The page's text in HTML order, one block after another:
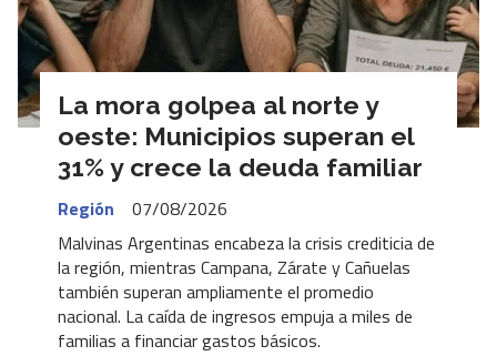
La mora golpea al norte y
oeste: Municipios superan el
31% y crece la deuda familiar
Región
07/08/2026
Malvinas Argentinas encabeza la crisis crediticia de
la región, mientras Campana, Zárate y Cañuelas
también superan ampliamente el promedio
nacional. La caída de ingresos empuja a miles de
familias a financiar gastos básicos.